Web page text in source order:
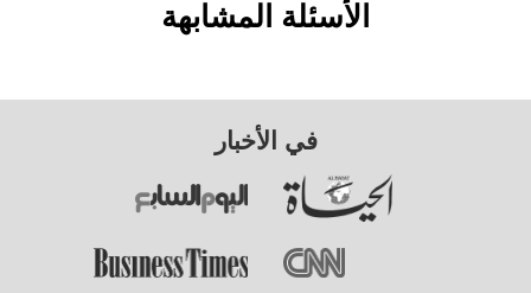
الأسئلة المشابهة
في الأخبار